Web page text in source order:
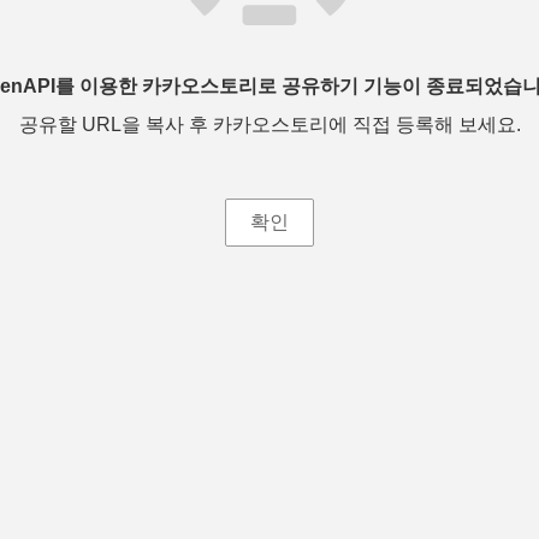
를 이용한 카카오스토리로 공유하기 기능이 종료되었습
공유할 URL을 복사 후 카카오스토리에 직접 등록해 보세요.
확인